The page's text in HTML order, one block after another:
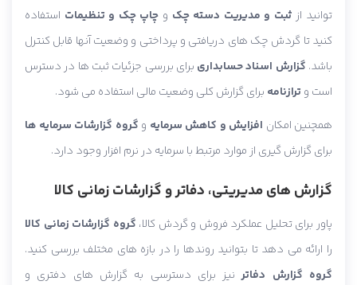
توانید از ثبت و مدیریت دسته چک و چاپ چک و تنظیمات استفاده
کنید تا گردش چک های دریافتی و پرداختی و وضعیت آنها قابل کنترل
باشد. گزارش اسناد حسابداری برای بررسی جزئیات ثبت ها در دسترس
است و ترازنامه برای گزارش کلی وضعیت مالی استفاده می شود.
همچنین امکان افزایش و کاهش سرمایه و گروه گزارشات سرمایه ها
برای گزارش گیری از موارد مرتبط با سرمایه در نرم افزار وجود دارد.
گزارش های مدیریتی، دفاتر و گزارشات زمانی کالا
پاور برای تحلیل عملکرد فروش و گردش کالا، گروه گزارشات زمانی کالا
را ارائه می دهد تا بتوانید روندها را در بازه های مختلف بررسی کنید.
گروه گزارش دفاترنیز برای دسترسی به گزارش های دفتری و